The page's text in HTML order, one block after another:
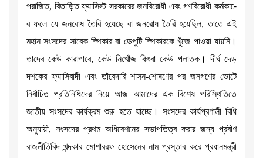
পরাজিত, বিতাড়িত ফ্যাসিস্ট সরকারের জনবিরোধী এবং গণবিরোধী কর্মকা-ে
র ফলে যে জনরোষ তৈরি হয়েছে বা জনরোষ তৈরি হয়েছিল, তাতে এই
মহান সংসদের সাবেক স্পিকার বা ডেপুটি স্পিকারকে খুঁজে পাওয়া যায়নি।
তাদের কেউ কারাগারে, কেউ নিখোঁজ কিংবা কেউ পলাতক। দীর্ঘ দেড়
দশকের ফ্যাসিবাদী এবং তাঁবেদারি শাসন-শোষণের পর জনগণের ভোটে
নির্বাচিত প্রতিনিধিদের নিয়ে আজ আমাদের এক বিশেষ পরিস্থিতিতে
জাতীয় সংসদের কার্যক্রম শুরু হতে যাচ্ছে। সংসদের কার্যপ্রণালী বিধি
অনুযায়ী, সংসদের প্রথম অধিবেশনের সভাপতিত্ব করার জন্য প্রবীণ
রাজনীতিবিদ খন্দকার মোশাররফ হোসেনের নাম প্রস্তাব করে প্রধানমন্ত্রী